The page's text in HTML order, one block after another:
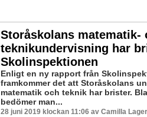
Storåskolans matematik-
teknikundervisning har
Skolinspektionen
Enligt en ny rapport från
framkommer det att Storåskolans
matematik och teknik har brister.
bedömer man...
28 juni 2019 klockan 11:06 av Camilla